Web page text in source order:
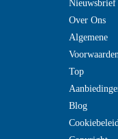
Nieuwsbrief
Over Ons
Algemene
Top
Blog